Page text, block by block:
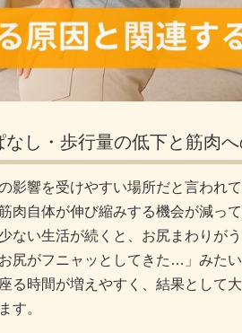
し・歩行量の低下と筋肉
影響を受けやすい場所だと言われ
肉自体が伸び縮みする機会が減っ
ない生活が続くと、お尻まわりが
尻がフニャッとしてきた…」みた
る時間が増えやすく、結果として
す。